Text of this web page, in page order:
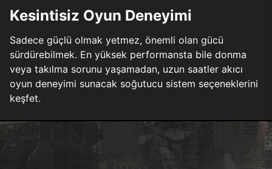
Kesintisiz Oyun Deneyimi
Sadece güçlü olmak yetmez, önemli olan gücü
sürdürebilmek. En yüksek performansta bile donma
veya takılma sorunu yaşamadan, uzun saatler akıcı
oyun deneyimi sunacak soğutucu sistem seçeneklerini
keşfet.